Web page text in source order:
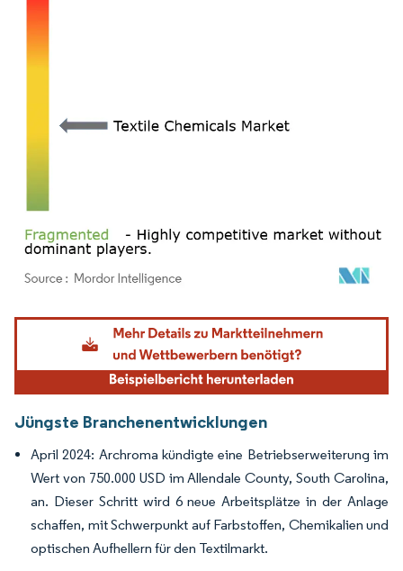
Bild © Mordor Intelligence. Wiederverwendung erfordert Namensnennung gemäß
Jüngste Branchenentwicklungen
April 2024: Archroma kündigte eine Betriebserweiterung im
Wert von 750.000 USD im Allendale County, South Carolina,
an. Dieser Schritt wird 6 neue Arbeitsplätze in der Anlage
schaffen, mit Schwerpunkt auf Farbstoffen, Chemikalien und
optischen Aufhellern für den Textilmarkt.